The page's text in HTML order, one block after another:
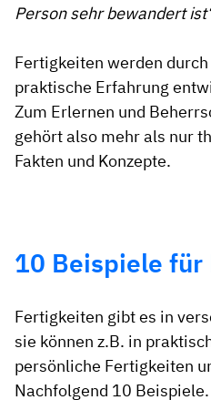
Person sehr bewandert
Fertigkeiten werden
praktische Erfahrung
Zum Erlernen und
gehört also mehr als nur
Fakten und Konzepte.
10 Beispiele
Fertigkeiten gibt es in
sie können z.B. in
persönliche Fertigkeiten
Nachfolgend 10 Beispiele.